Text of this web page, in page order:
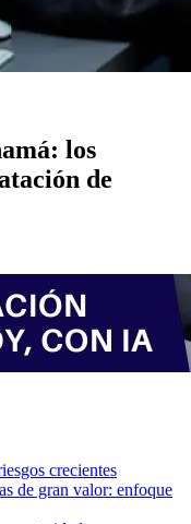
los
de
crecientes
de gran valor: enfoque